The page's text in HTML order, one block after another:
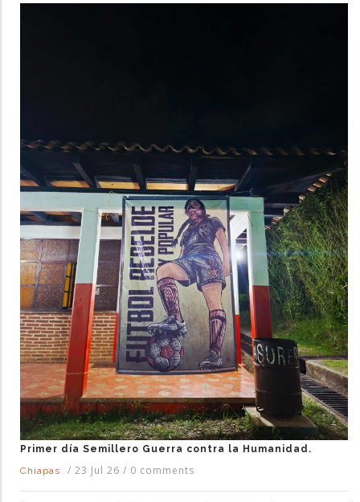
Primer día Semillero Guerra contra la Humanidad.
Chiapas
/ 23 Jul 26 / 0 comments